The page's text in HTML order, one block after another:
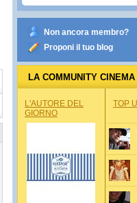
Non ancora membro?
Proponi il tuo blog
LA COMMUNITY CINEMA
L'AUTORE DEL
GIORNO
TOP